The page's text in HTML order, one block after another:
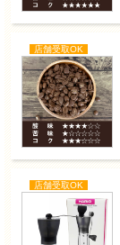
店舗受取OK
店舗受取OK